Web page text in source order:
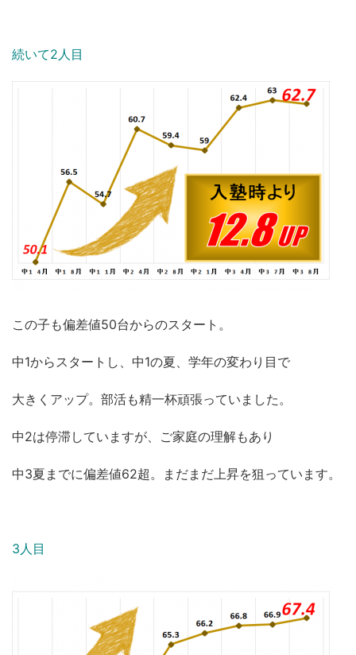
続いて2人目
この子も偏差値50台からのスタート。
中1からスタートし、中1の夏、学年の変わり目で
大きくアップ。部活も精一杯頑張っていました。
中2は停滞していますが、ご家庭の理解もあり
中3夏までに偏差値62超。まだまだ上昇を狙っています。
3人目